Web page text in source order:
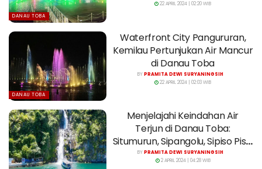
DANAU TOBA
22 APRIL 2024 | 02:20 WIB
DANAU TOBA
Waterfront City Pangururan,
Kemilau Pertunjukan Air Mancur
di Danau Toba
BYPRAMITA DEWI SURYANINGSIH
22 APRIL 2024 | 02:03 WIB
Menjelajahi Keindahan Air
Terjun di Danau Toba:
Situmurun, Sipangolu, Sipiso Piso,
dan Janji
BYPRAMITA DEWI SURYANINGSIH
2 APRIL 2024 | 04:28 WIB